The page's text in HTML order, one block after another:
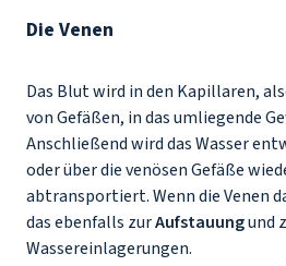
Die Venen
Das Blut wird in den Kapillaren,
von Gefäßen, in das umliegende
Anschließend wird das Wasser
oder über die venösen Gefäße
abtransportiert. Wenn die Venen
das ebenfalls zurAufstauungund
Wassereinlagerungen.